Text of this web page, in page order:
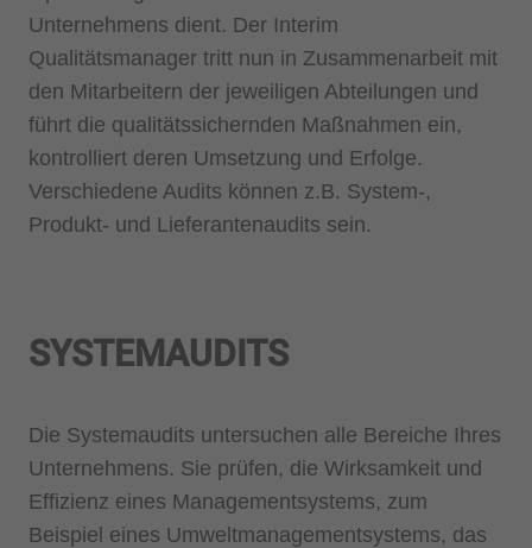
Unternehmens dient. Der Interim
Qualitätsmanager tritt nun in Zusammenarbeit mit
den Mitarbeitern der jeweiligen Abteilungen und
führt die qualitätssichernden Maßnahmen ein,
kontrolliert deren Umsetzung und Erfolge.
Verschiedene Audits können z.B. System-,
Produkt- und Lieferantenaudits sein.
SYSTEMAUDITS
Die Systemaudits untersuchen alle Bereiche Ihres
Unternehmens. Sie prüfen, die Wirksamkeit und
Effizienz eines Managementsystems, zum
Beispiel eines Umweltmanagementsystems, das